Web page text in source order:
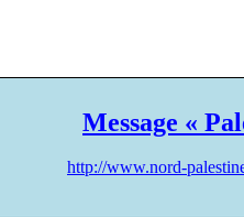
Message «
http://www.nord-